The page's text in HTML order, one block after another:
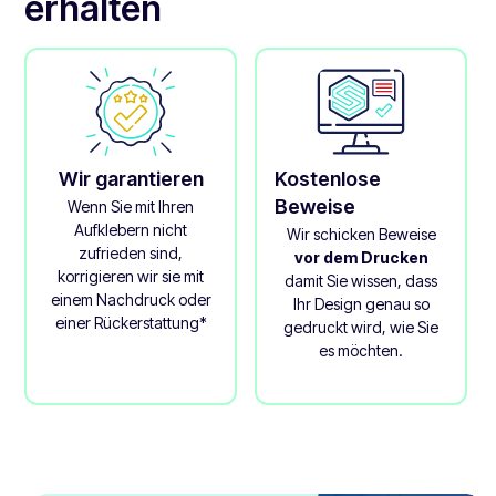
Wir garantieren
Wenn Sie mit Ihren
Aufklebern nicht
zufrieden sind,
korrigieren wir sie mit
einem Nachdruck oder
einer Rückerstattung*
Kostenlose
Beweise
Wir schicken Beweise
vor dem Drucken
damit Sie wissen, dass
Ihr Design genau so
gedruckt wird, wie Sie
es möchten.